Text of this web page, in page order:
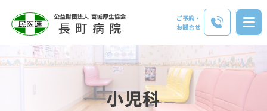
ご予約・
お問合せ
⼩児科